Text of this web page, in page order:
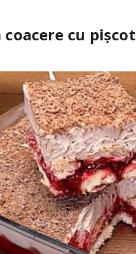
coacere cu